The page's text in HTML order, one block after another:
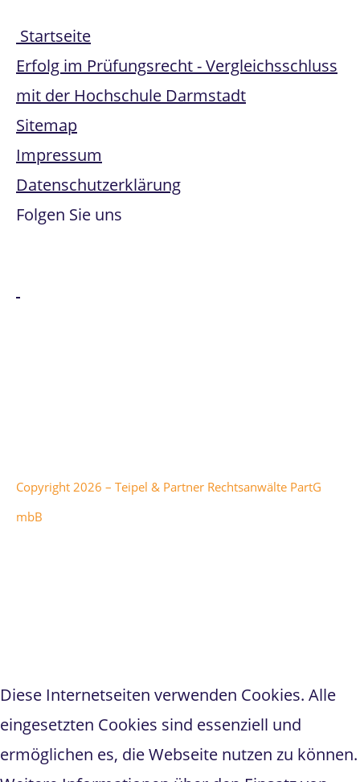
Startseite
Erfolg im Prüfungsrecht - Vergleichsschluss
mit der Hochschule Darmstadt
Sitemap
Impressum
Datenschutzerklärung
Folgen Sie uns
Copyright 2026 – Teipel & Partner Rechtsanwälte PartG
mbB
Diese Internetseiten verwenden Cookies. Alle
eingesetzten Cookies sind essenziell und
ermöglichen es, die Webseite nutzen zu können.